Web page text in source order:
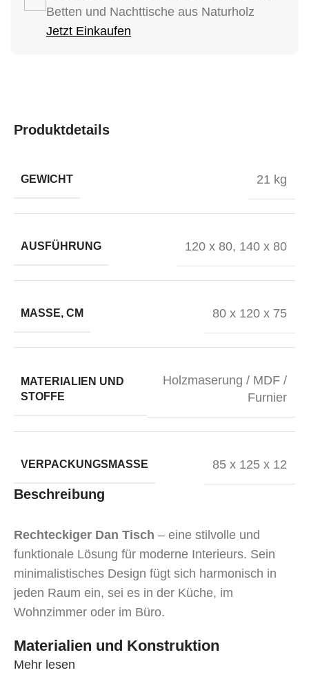
Betten und Nachttische aus Naturholz
Jetzt Einkaufen
Produktdetails
GEWICHT 21 kg
AUSFÜHRUNG 120 x 80, 140 x 80
MASSE, CM 80 x 120 x 75
MATERIALIEN UND
STOFFE
Holzmaserung / MDF /
Furnier
VERPACKUNGSMASSE 85 x 125 x 12
Beschreibung
Rechteckiger Dan Tisch – eine stilvolle und
funktionale Lösung für moderne Interieurs. Sein
minimalistisches Design fügt sich harmonisch in
jeden Raum ein, sei es in der Küche, im
Wohnzimmer oder im Büro.
Materialien und Konstruktion
Mehr lesen